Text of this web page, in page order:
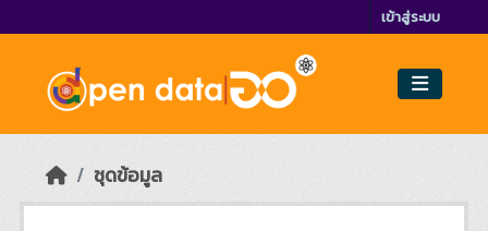
เข้าสู่ระบบ
ชุดข้อมูล